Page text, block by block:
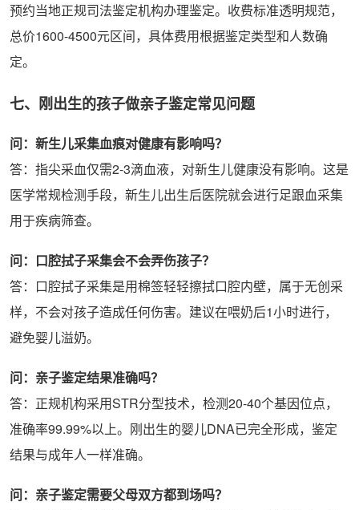
预约当地正规司法鉴定机构办理鉴定。收费标准透明规范，
总价1600-4500元区间，具体费用根据鉴定类型和人数确
定。
七、刚出生的孩子做亲子鉴定常见问题
问：新生儿采集血痕对健康有影响吗？
答：指尖采血仅需2-3滴血液，对新生儿健康没有影响。这是
医学常规检测手段，新生儿出生后医院就会进行足跟血采集
用于疾病筛查。
问：口腔拭子采集会不会弄伤孩子？
答：口腔拭子采集是用棉签轻轻擦拭口腔内壁，属于无创采
样，不会对孩子造成任何伤害。建议在喂奶后1小时进行，
避免婴儿溢奶。
问：亲子鉴定结果准确吗？
答：正规机构采用STR分型技术，检测20-40个基因位点，
准确率99.99%以上。刚出生的婴儿DNA已完全形成，鉴定
结果与成年人一样准确。
问：亲子鉴定需要父母双方都到场吗？